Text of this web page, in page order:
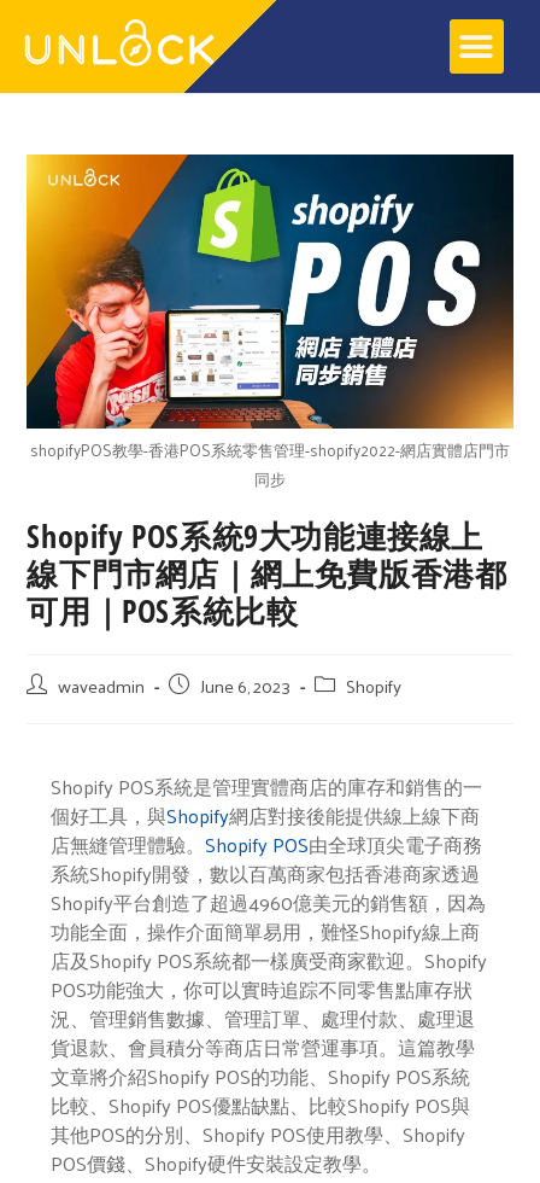
shopifyPOS教學-香港POS系統零售管理-shopify2022-網店實體店門市
同步
Shopify POS系統9大功能連接線上
線下門市網店｜網上免費版香港都
可用｜POS系統比較
waveadmin June 6, 2023 Shopify
Shopify POS系統是管理實體商店的庫存和銷售的一
個好工具，與Shopify網店對接後能提供線上線下商
店無縫管理體驗。Shopify POS由全球頂尖電子商務
系統Shopify開發，數以百萬商家包括香港商家透過
Shopify平台創造了超過4960億美元的銷售額，因為
功能全面，操作介面簡單易用，難怪Shopify線上商
店及Shopify POS系統都一樣廣受商家歡迎。Shopify
POS功能強大，你可以實時追踪不同零售點庫存狀
況、管理銷售數據、管理訂單、處理付款、處理退
貨退款、會員積分等商店日常營運事項。這篇教學
文章將介紹Shopify POS的功能、Shopify POS系統
比較、Shopify POS優點缺點、比較Shopify POS與
其他POS的分別、Shopify POS使用教學、Shopify
POS價錢、Shopify硬件安裝設定教學。